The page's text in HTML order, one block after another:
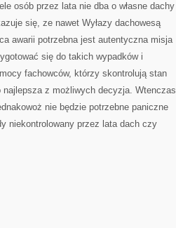
osób przez lata nie dba o własne dachy
się, ze nawet Wyłazy dachowesą
awarii potrzebna jest autentyczna misja
się do takich wypadków i
fachowców, którzy skontrolują stan
z możliwych decyzja. Wtenczas
nie będzie potrzebne paniczne
niekontrolowany przez lata dach czy